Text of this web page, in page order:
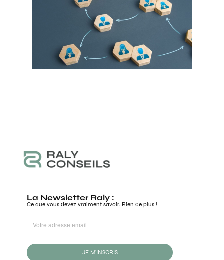
La Newsletter Raly :
Ce que vous devez vraiment savoir. Rien de plus !
JE M'INSCRIS